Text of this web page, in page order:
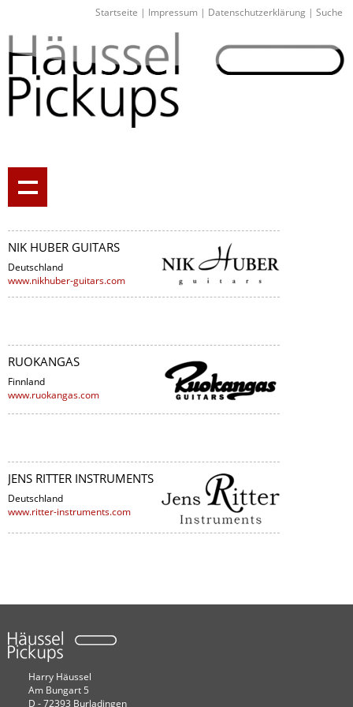
Startseite | Impressum | Datenschutzerklärung | Suche
NIK HUBER GUITARS
Deutschland
www.nikhuber-guitars.com
RUOKANGAS
Finnland
www.ruokangas.com
JENS RITTER INSTRUMENTS
Deutschland
www.ritter-instruments.com
Harry Häussel
Am Bungart 5
D - 72393 Burladingen